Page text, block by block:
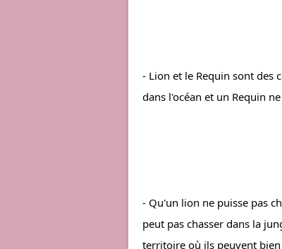
- Lion et le Requin sont des
dans l'océan et un Requin
- Qu'un lion ne puisse pas
peut pas chasser dans la
territoire où ils peuvent